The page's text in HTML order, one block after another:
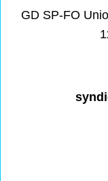
GD SP-FO